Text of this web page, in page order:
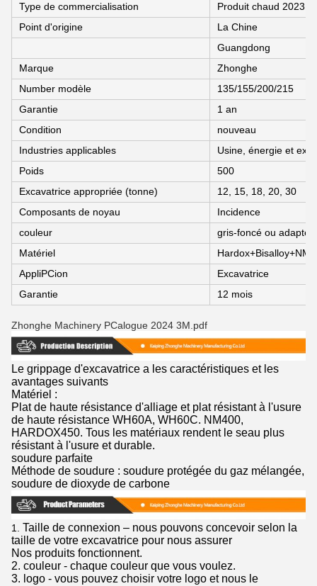
Type de commercialisation
Produit chaud 2023
Point d'origine
La Chine
Guangdong
Marque
Zhonghe
Number modèle
135/155/200/215
Garantie
1 an
Condition
nouveau
Industries applicables
Usine, énergie et
Poids
500
Excavatrice appropriée (tonne)
12, 15, 18, 20, 30
Composants de noyau
Incidence
couleur
gris-foncé ou adapté
Matériel
AppliPCion
Excavatrice
Garantie
12 mois
Zhonghe Machinery PCalogue 2024 3M.pdf
Le grippage d'excavatrice a les caractéristiques et les
avantages suivants
Matériel :
Plat de haute résistance d'alliage et plat résistant à l'usure
de haute résistance WH60A, WH60C. NM400,
HARDOX450. Tous les matériaux rendent le seau plus
résistant à l'usure et durable.
soudure parfaite
Méthode de soudure : soudure protégée du gaz mélangée,
soudure de dioxyde de carbone
1. Taille de connexion – nous pouvons concevoir selon la
taille de votre excavatrice pour nous assurer
Nos produits fonctionnent.
2. couleur - chaque couleur que vous voulez.
3. logo - vous pouvez choisir votre logo et nous le